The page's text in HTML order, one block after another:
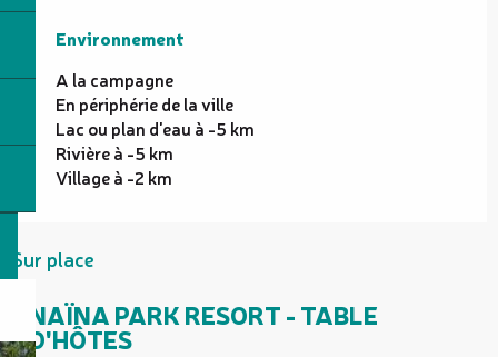
Environnement
Environnement
A la campagne
En périphérie de la ville
Lac ou plan d'eau à -5 km
Rivière à -5 km
Village à -2 km
Sur place
NAÏNA PARK RESORT - TABLE
D'HÔTES